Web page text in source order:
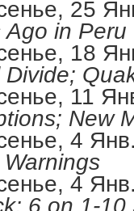
25
Ago in Peru
18
11
New
4
4
6 on 1-10